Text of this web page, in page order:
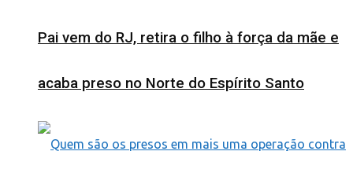
Pai vem do RJ, retira o filho à força da mãe e
acaba preso no Norte do Espírito Santo